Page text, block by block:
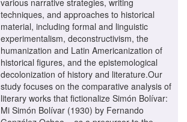
techniques, and approaches to historical
material, including formal and linguistic
experimentalism, deconstructivism, the
humanization and Latin Americanization of
historical figures, and the epistemological
decolonization of history and literature.Our
study focuses on the comparative analysis of
literary works that fictionalize Simón Bolívar:
Mi Simón Bolívar (1930) by Fernando